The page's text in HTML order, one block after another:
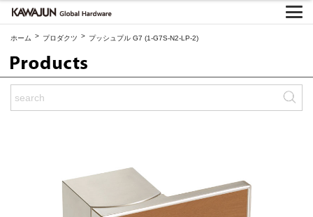
ホーム > プロダクツ > プッシュプル G7 (1-G7S-N2-LP-2)